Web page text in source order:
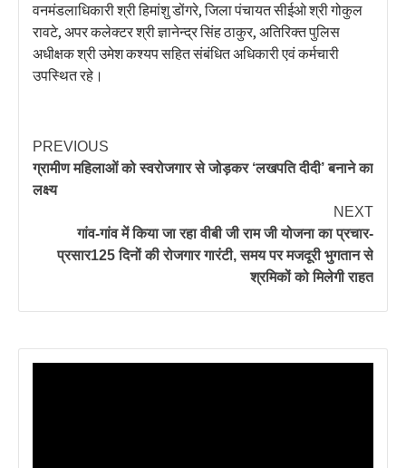
वनमंडलाधिकारी श्री हिमांशु डोंगरे, जिला पंचायत सीईओ श्री गोकुल
रावटे, अपर कलेक्टर श्री ज्ञानेन्द्र सिंह ठाकुर, अतिरिक्त पुलिस
अधीक्षक श्री उमेश कश्यप सहित संबंधित अधिकारी एवं कर्मचारी
उपस्थित रहे।
PREVIOUS
ग्रामीण महिलाओं को स्वरोजगार से जोड़कर ‘लखपति दीदी’ बनाने का
लक्ष्य
NEXT
गांव-गांव में किया जा रहा वीबी जी राम जी योजना का प्रचार-
प्रसार125 दिनों की रोजगार गारंटी, समय पर मजदूरी भुगतान से
श्रमिकों को मिलेगी राहत